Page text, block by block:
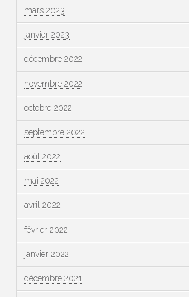
mars 2023
janvier 2023
décembre 2022
novembre 2022
octobre 2022
septembre 2022
août 2022
mai 2022
avril 2022
février 2022
janvier 2022
décembre 2021